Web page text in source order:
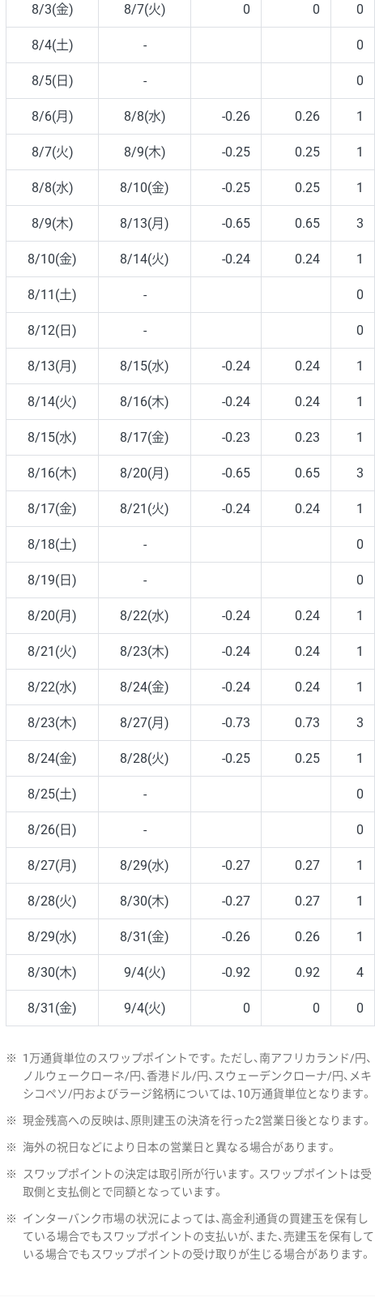
8/3(金) 8/7(火) 0 0 0
8/4(土) - 0
8/5(日) - 0
8/6(月) 8/8(水) -0.26 0.26 1
8/7(火) 8/9(木) -0.25 0.25 1
8/8(水) 8/10(金) -0.25 0.25 1
8/9(木) 8/13(月) -0.65 0.65 3
8/10(金) 8/14(火) -0.24 0.24 1
8/11(土) - 0
8/12(日) - 0
8/13(月) 8/15(水) -0.24 0.24 1
8/14(火) 8/16(木) -0.24 0.24 1
8/15(水) 8/17(金) -0.23 0.23 1
8/16(木) 8/20(月) -0.65 0.65 3
8/17(金) 8/21(火) -0.24 0.24 1
8/18(土) - 0
8/19(日) - 0
8/20(月) 8/22(水) -0.24 0.24 1
8/21(火) 8/23(木) -0.24 0.24 1
8/22(水) 8/24(金) -0.24 0.24 1
8/23(木) 8/27(月) -0.73 0.73 3
8/24(金) 8/28(火) -0.25 0.25 1
8/25(土) - 0
8/26(日) - 0
8/27(月) 8/29(水) -0.27 0.27 1
8/28(火) 8/30(木) -0.27 0.27 1
8/29(水) 8/31(金) -0.26 0.26 1
8/30(木) 9/4(火) -0.92 0.92 4
8/31(金) 9/4(火) 0 0 0
※
1万通貨単位のスワップポイントです。ただし、南アフリカランド/円、
ノルウェークローネ/円、香港ドル/円、スウェーデンクローナ/円、メキ
シコペソ/円およびラージ銘柄については、10万通貨単位となります。
※ 現金残高への反映は、原則建玉の決済を行った2営業日後となります。
※ 海外の祝日などにより日本の営業日と異なる場合があります。
※
スワップポイントの決定は取引所が行います。スワップポイントは受
取側と支払側とで同額となっています。
※
インターバンク市場の状況によっては、高金利通貨の買建玉を保有し
ている場合でもスワップポイントの支払いが、また、売建玉を保有して
いる場合でもスワップポイントの受け取りが生じる場合があります。